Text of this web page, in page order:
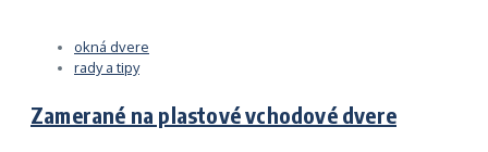
okná dvere
rady a tipy
Zamerané na plastové vchodové dvere